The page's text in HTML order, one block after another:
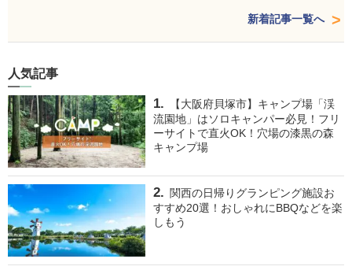
新着記事一覧へ
人気記事
【大阪府貝塚市】キャンプ場「渓
流園地」はソロキャンパー必見！フリ
ーサイトで直火OK！穴場の漆黒の森
キャンプ場
関西の日帰りグランピング施設お
すすめ20選！おしゃれにBBQなどを楽
しもう